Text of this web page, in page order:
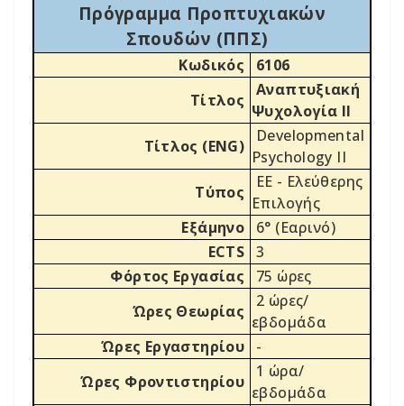
Πρόγραμμα Προπτυχιακών
Σπουδών (ΠΠΣ)
Κωδικός
6106
Τίτλος
Αναπτυξιακή
Ψυχολογία ΙΙ
Τίτλος (ENG)
Developmental
Psychology ΙΙ
Τύπος
ΕΕ - Ελεύθερης
Επιλογής
Εξάμηνο
6° (Εαρινό)
ECTS 3
Φόρτος Εργασίας
75 ώρες
Ώρες Θεωρίας
2 ώρες/
εβδομάδα
Ώρες Εργαστηρίου
-
Ώρες Φροντιστηρίου
1 ώρα/
εβδομάδα